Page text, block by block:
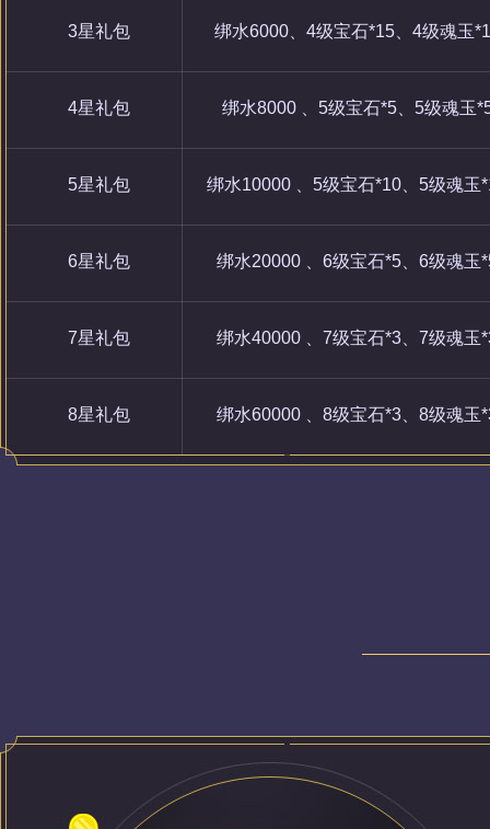
3星礼包 绑水6000、4级宝石*15、4级魂玉
4星礼包 绑水8000 、5级宝石*5、5级魂玉
5星礼包 绑水10000 、5级宝石*10、5级魂玉
6星礼包 绑水20000 、6级宝石*5、6级魂玉
7星礼包 绑水40000 、7级宝石*3、7级魂玉
8星礼包 绑水60000 、8级宝石*3、8级魂玉